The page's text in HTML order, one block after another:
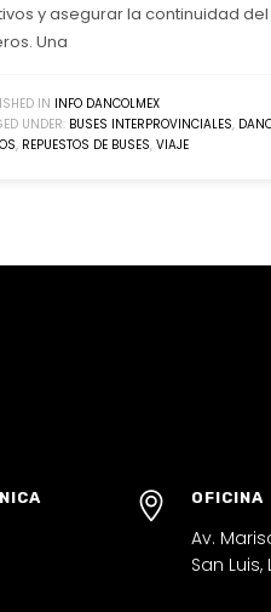
y asegurar la continuidad
Una
IN INFO DANCOLMEX
UNDER: BUSES INTERPROVINCIALES,
, REPUESTOS DE BUSES, VIAJE
OFICINA
Av.
San